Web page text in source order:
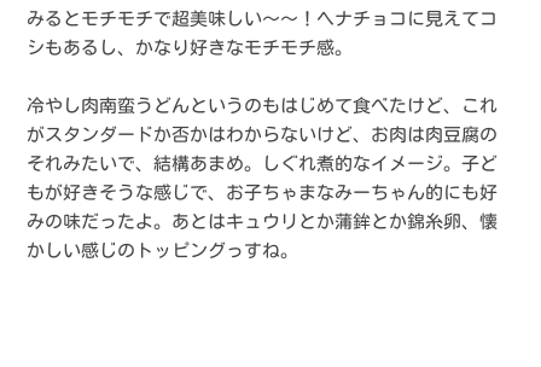
みるとモチモチで超美味しい〜〜！ヘナチョコに見えてコ
シもあるし、かなり好きなモチモチ感。
冷やし肉南蛮うどんというのもはじめて食べたけど、これ
がスタンダードか否かはわからないけど、お肉は肉豆腐の
それみたいで、結構あまめ。しぐれ煮的なイメージ。子ど
もが好きそうな感じで、お子ちゃまなみーちゃん的にも好
みの味だったよ。あとはキュウリとか蒲鉾とか錦糸卵、懐
かしい感じのトッピングっすね。